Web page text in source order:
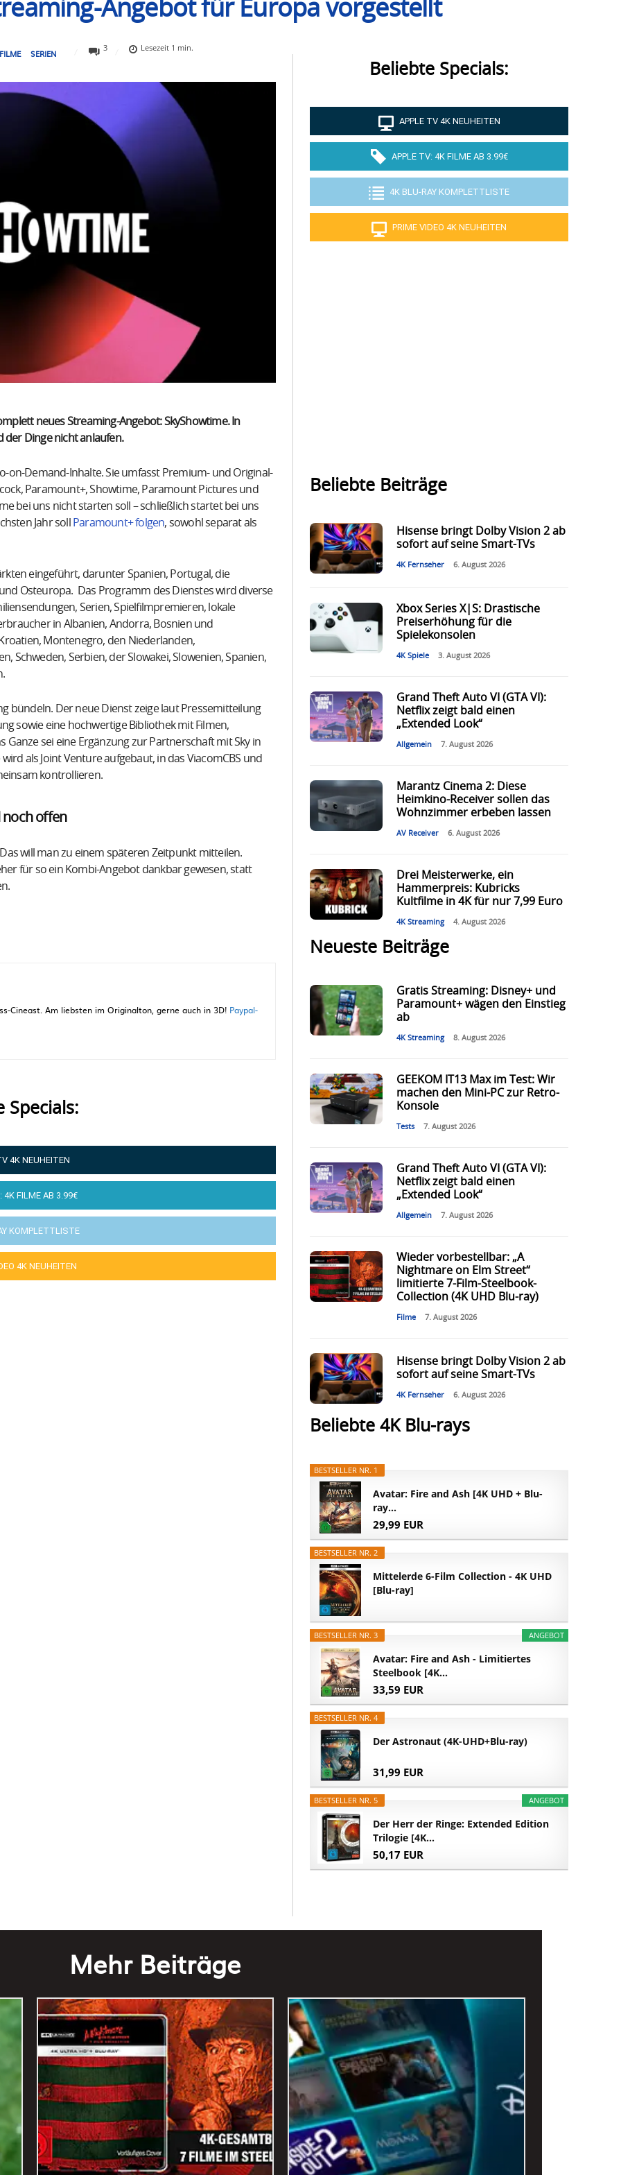
Angebot für Europa vorgestellt
FILME SERIEN
3 Lesezeit 1 min.
neues Streaming-Angebot: SkyShowtime. In
der Dinge nicht anlaufen.
on-Demand-Inhalte. Sie umfasst Premium- und Original-
Paramount+, Showtime, Paramount Pictures und
bei uns nicht starten soll – schließlich startet bei uns
Jahr soll Paramount+ folgen, sowohl separat als
eingeführt, darunter Spanien, Portugal, die
Osteuropa. Das Programm des Dienstes wird diverse
Serien, Spielfilmpremieren, lokale
in Albanien, Andorra, Bosnien und
Montenegro, den Niederlanden,
Schweden, Serbien, der Slowakei, Slowenien, Spanien,
bündeln. Der neue Dienst zeige laut Pressemitteilung
sowie eine hochwertige Bibliothek mit Filmen,
sei eine Ergänzung zur Partnerschaft mit Sky in
als Joint Venture aufgebaut, in das ViacomCBS und
kontrollieren.
noch offen
will man zu einem späteren Zeitpunkt mitteilen.
für so ein Kombi-Angebot dankbar gewesen, statt
Cineast. Am liebsten im Originalton, gerne auch in 3D! Paypal-
Specials:
4K NEUHEITEN
4K FILME AB 3.99€
KOMPLETTLISTE
4K NEUHEITEN
Beliebte Specials:
APPLE TV 4K NEUHEITEN
APPLE TV: 4K FILME AB 3.99€
4K BLU-RAY KOMPLETTLISTE
PRIME VIDEO 4K NEUHEITEN
Beliebte Beiträge
Hisense bringt Dolby Vision 2 ab
sofort auf seine Smart-TVs
4K Fernseher 6. August 2026
Xbox Series X|S: Drastische
Preiserhöhung für die
Spielekonsolen
4K Spiele 3. August 2026
Grand Theft Auto VI (GTA VI):
Netflix zeigt bald einen
„Extended Look“
Allgemein 7. August 2026
Marantz Cinema 2: Diese
Heimkino-Receiver sollen das
Wohnzimmer erbeben lassen
AV Receiver 6. August 2026
Drei Meisterwerke, ein
Hammerpreis: Kubricks
Kultfilme in 4K für nur 7,99 Euro
4K Streaming 4. August 2026
Neueste Beiträge
Gratis Streaming: Disney+ und
Paramount+ wägen den Einstieg
ab
4K Streaming 8. August 2026
GEEKOM IT13 Max im Test: Wir
machen den Mini-PC zur Retro-
Konsole
Tests 7. August 2026
Grand Theft Auto VI (GTA VI):
Netflix zeigt bald einen
„Extended Look“
Allgemein 7. August 2026
Wieder vorbestellbar: „A
Nightmare on Elm Street“
limitierte 7-Film-Steelbook-
Collection (4K UHD Blu-ray)
Filme 7. August 2026
Hisense bringt Dolby Vision 2 ab
sofort auf seine Smart-TVs
4K Fernseher 6. August 2026
Beliebte 4K Blu-rays
BESTSELLER NR. 1
Avatar: Fire and Ash [4K UHD + Blu-
ray...
29,99 EUR
BESTSELLER NR. 2
Mittelerde 6-Film Collection - 4K UHD
[Blu-ray]
ANGEBOT
BESTSELLER NR. 3
Avatar: Fire and Ash - Limitiertes
Steelbook [4K...
33,59 EUR
BESTSELLER NR. 4
Der Astronaut (4K-UHD+Blu-ray)
31,99 EUR
ANGEBOT
BESTSELLER NR. 5
Der Herr der Ringe: Extended Edition
Trilogie [4K...
50,17 EUR
Mehr Beiträge